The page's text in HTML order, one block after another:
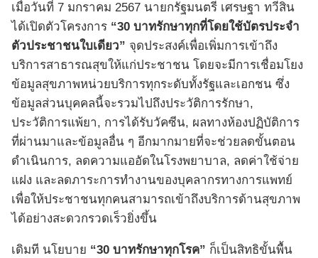
เมื่อวันที่ 7 มกราคม 2567 นายกรัฐมนตรี เศรษฐา ทวีสิน
ได้เปิดตัวโครงการ “30 บาทรักษาทุกที่โดยใช้บัตรประจำ
ตัวประชาชนใบเดียว” จุดประสงค์เพื่อเพิ่มการเข้าถึง
บริการสาธารณสุขให้แก่ประชาชน โดยจะมีการเชื่อมโยง
ข้อมูลสุขภาพหน่วยบริการทุกระดับทั้งรัฐและเอกชน ซึ่ง
ข้อมูลส่วนบุคคลนี้จะรวมไปถึงประวัติการรักษา,
ประวัติการแพ้ยา, การได้รับวัคซีน, ผลทางห้องปฏิบัติการ
ที่ผ่านมาและข้อมูลอื่น ๆ อีกมากมายที่จะช่วยลดขั้นตอน
ดำเนินการ, ลดความแออัดในโรงพยาบาล, ลดค่าใช้จ่าย
แฝง และลดภาระการทำงานของบุคลากรทางการแพทย์
เพื่อให้ประชาชนทุกคนสามารถเข้าถึงบริการด้านสุขภาพ
ได้อย่างสะดวกรวดเร็วยิ่งขึ้น
เดิมที นโยบาย “30 บาทรักษาทุกโรค” ก็เป็นสิทธิขั้นพื้น